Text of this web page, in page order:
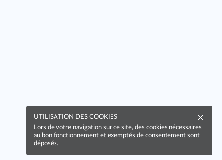
UTILISATION DES COOKIES
Lors de votre navigation sur ce site, des cookies nécessaires
au bon fonctionnement et exemptés de consentement sont
déposés.